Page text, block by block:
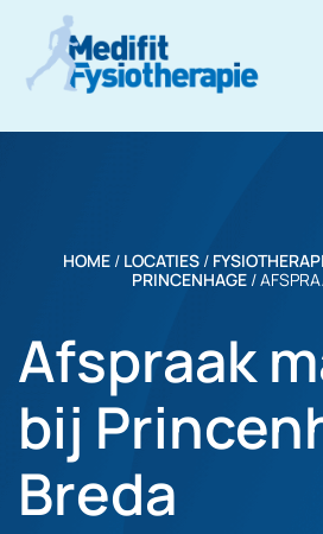
HOME/ LOCATIES/
PRINCENHAGE/
Afspraak
bij
Breda